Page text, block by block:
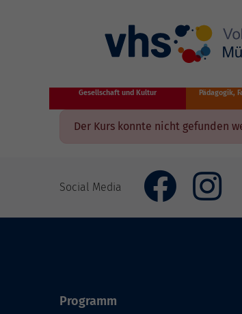
Gesellschaft und Kultur Pädagogik,
Der Kurs konnte nicht gefunden
Social Media
Programm